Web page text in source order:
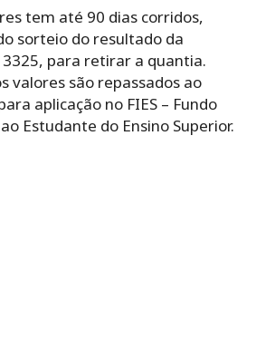
tem até 90 dias corridos,
sorteio do resultado da
para retirar a quantia.
valores são repassados ao
aplicação no FIES – Fundo
Estudante do Ensino Superior.